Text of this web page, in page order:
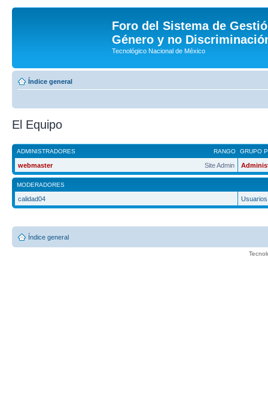
Foro del Sistema de
Género y no
Tecnológico Nacional de México
Índice general
El Equipo
RANGO
ADMINISTRADORES GRUPO
Site Admin
webmaster
MODERADORES
calidad04
Índice general